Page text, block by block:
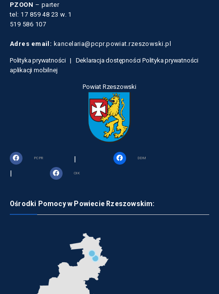
PZOON – parter
tel: 17 859 48 23 w. 1
519 586 107
Adres email: kancelaria@pcpr.powiat.rzeszowski.pl
Polityka prywatności | Deklaracja dostępności Polityka prywatności
aplikacji mobilnej
Powiat Rzeszowski
PCPR | DDM
| OIK
Ośrodki Pomocy w Powiecie Rzeszowskim: